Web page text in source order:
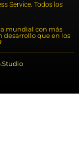
Service. Todos los
mundial con más
desarrollo que en los